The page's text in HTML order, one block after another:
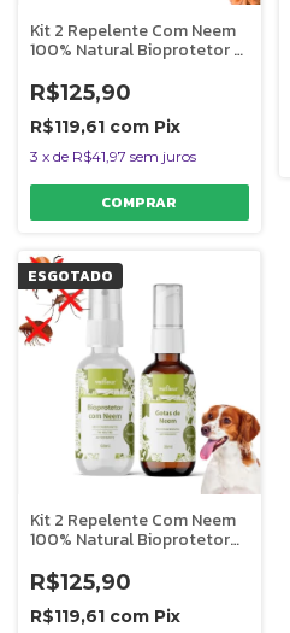
Kit 2 Repelente Com Neem
100% Natural Bioprotetor e
R$125,90
R$119,61 com Pix
3 x de R$41,97 sem juros
ESGOTADO
Kit 2 Repelente Com Neem
100% Natural Bioprotetor
Para Cães
R$125,90
R$119,61 com Pix